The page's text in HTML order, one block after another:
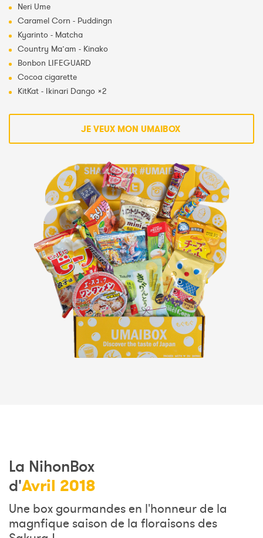
Neri Ume
Caramel Corn - Puddingn
Kyarinto - Matcha
Country Ma’am - Kinako
Bonbon LIFEGUARD
Cocoa cigarette
KitKat - Ikinari Dango ×2
JE VEUX MON UMAIBOX
La NihonBox
d'Avril 2018
Une box gourmandes en l'honneur de la
magnfique saison de la floraisons des